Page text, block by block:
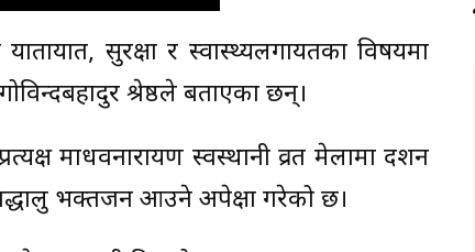
सुरक्षा र स्वास्थ्यलगायतका विषयमा
श्रेष्ठले बताएका छन्।
माधवनारायण स्वस्थानी व्रत मेलामा दर्शन
भक्तजन आउने अपेक्षा गरेको छ।